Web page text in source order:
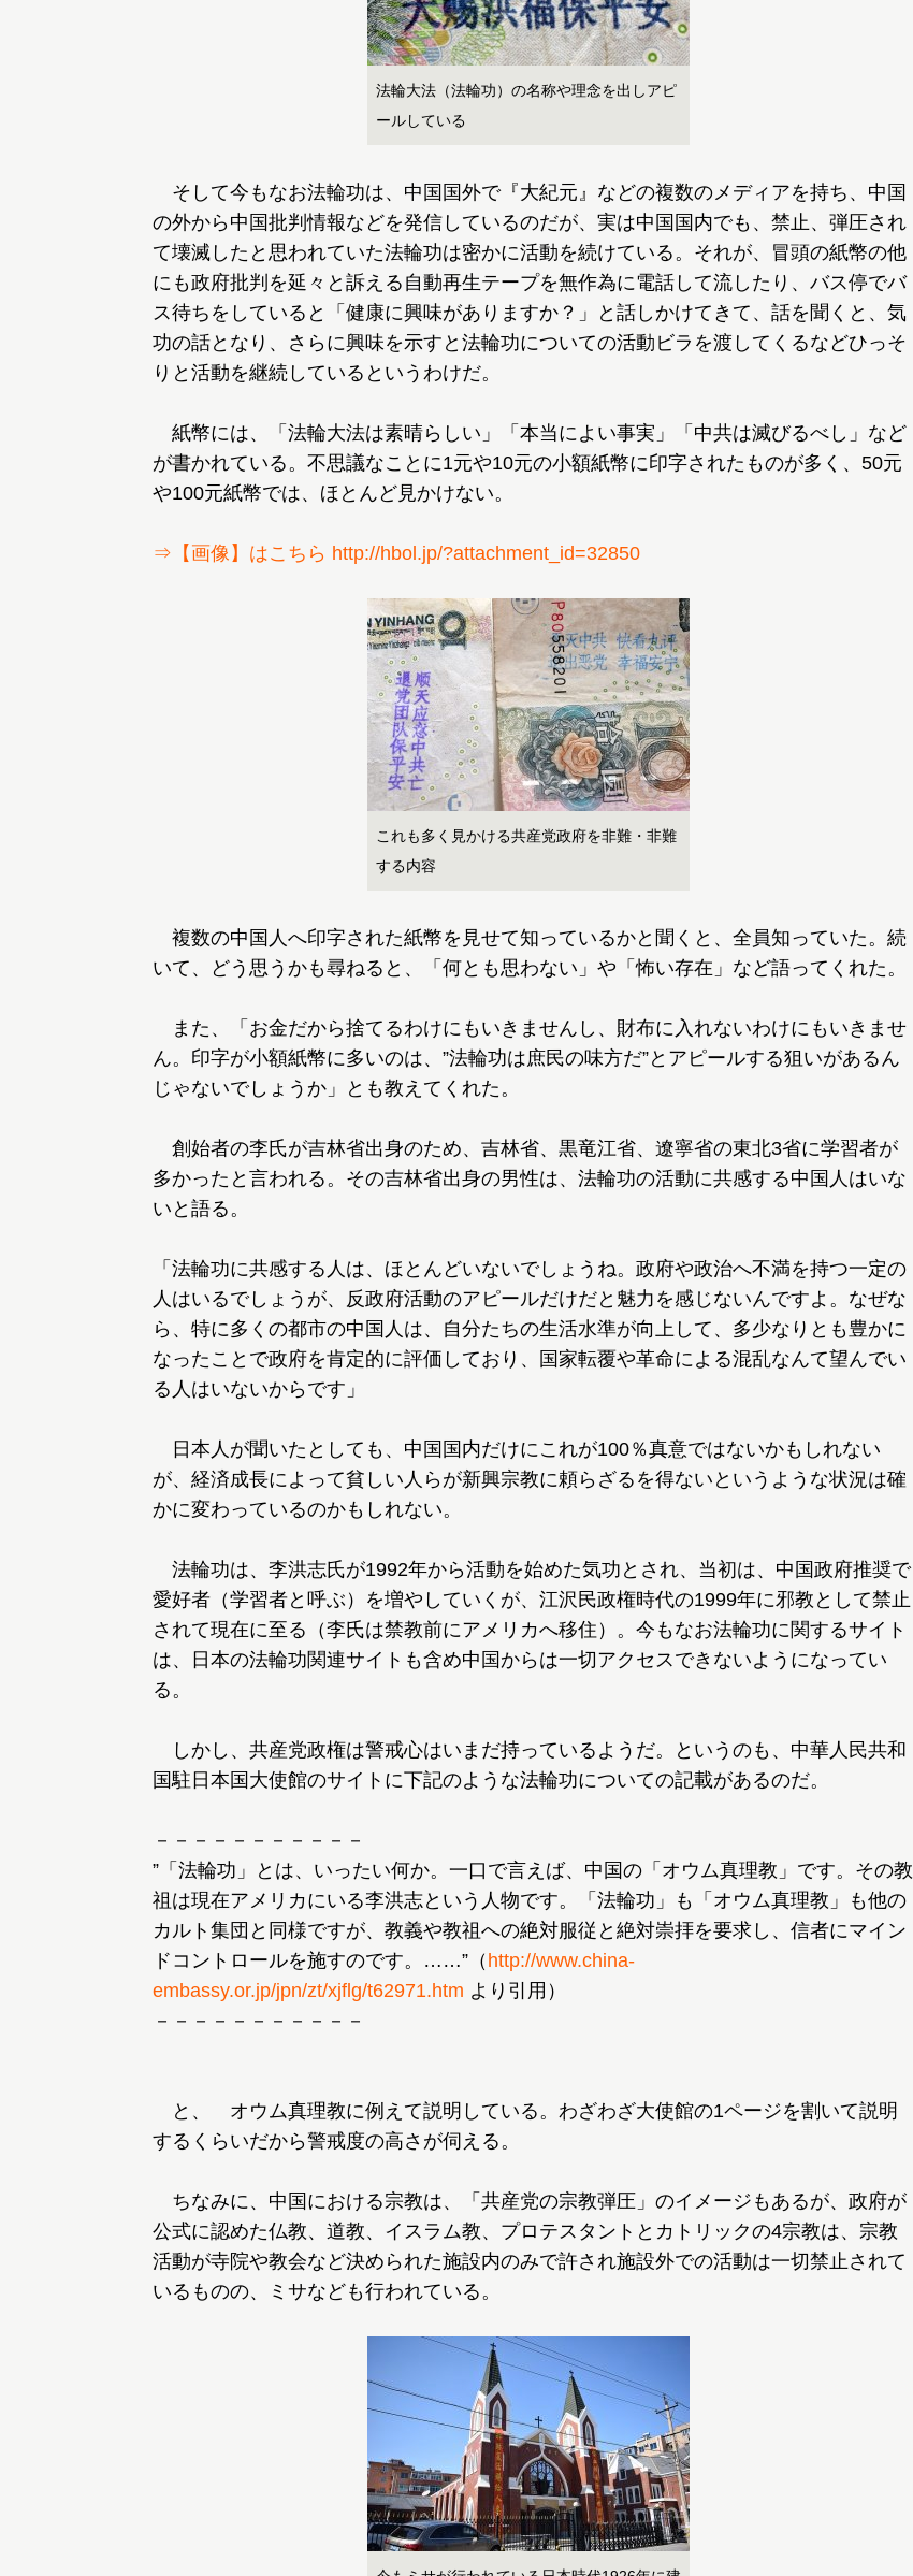
法輪大法（法輪功）の名称や理念を出しアピ
ールしている
そして今もなお法輪功は、中国国外で『大紀元』などの複数のメディアを持ち、中国
の外から中国批判情報などを発信しているのだが、実は中国国内でも、禁止、弾圧され
て壊滅したと思われていた法輪功は密かに活動を続けている。それが、冒頭の紙幣の他
にも政府批判を延々と訴える自動再生テープを無作為に電話して流したり、バス停でバ
ス待ちをしていると「健康に興味がありますか？」と話しかけてきて、話を聞くと、気
功の話となり、さらに興味を示すと法輪功についての活動ビラを渡してくるなどひっそ
りと活動を継続しているというわけだ。
紙幣には、「法輪大法は素晴らしい」「本当によい事実」「中共は滅びるべし」など
が書かれている。不思議なことに1元や10元の小額紙幣に印字されたものが多く、50元
や100元紙幣では、ほとんど見かけない。
⇒【画像】はこちら http://hbol.jp/?attachment_id=32850
これも多く見かける共産党政府を非難・非難
する内容
複数の中国人へ印字された紙幣を見せて知っているかと聞くと、全員知っていた。続
いて、どう思うかも尋ねると、「何とも思わない」や「怖い存在」など語ってくれた。
また、「お金だから捨てるわけにもいきませんし、財布に入れないわけにもいきませ
ん。印字が小額紙幣に多いのは、”法輪功は庶民の味方だ”とアピールする狙いがあるん
じゃないでしょうか」とも教えてくれた。
創始者の李氏が吉林省出身のため、吉林省、黒竜江省、遼寧省の東北3省に学習者が
多かったと言われる。その吉林省出身の男性は、法輪功の活動に共感する中国人はいな
いと語る。
「法輪功に共感する人は、ほとんどいないでしょうね。政府や政治へ不満を持つ一定の
人はいるでしょうが、反政府活動のアピールだけだと魅力を感じないんですよ。なぜな
ら、特に多くの都市の中国人は、自分たちの生活水準が向上して、多少なりとも豊かに
なったことで政府を肯定的に評価しており、国家転覆や革命による混乱なんて望んでい
る人はいないからです」
日本人が聞いたとしても、中国国内だけにこれが100％真意ではないかもしれない
が、経済成長によって貧しい人らが新興宗教に頼らざるを得ないというような状況は確
かに変わっているのかもしれない。
法輪功は、李洪志氏が1992年から活動を始めた気功とされ、当初は、中国政府推奨で
愛好者（学習者と呼ぶ）を増やしていくが、江沢民政権時代の1999年に邪教として禁止
されて現在に至る（李氏は禁教前にアメリカへ移住）。今もなお法輪功に関するサイト
は、日本の法輪功関連サイトも含め中国からは一切アクセスできないようになってい
る。
しかし、共産党政権は警戒心はいまだ持っているようだ。というのも、中華人民共和
国駐日本国大使館のサイトに下記のような法輪功についての記載があるのだ。
－－－－－－－－－－－
”「法輪功」とは、いったい何か。一口で言えば、中国の「オウム真理教」です。その教
祖は現在アメリカにいる李洪志という人物です。「法輪功」も「オウム真理教」も他の
カルト集団と同様ですが、教義や教祖への絶対服従と絶対崇拝を要求し、信者にマイン
ドコントロールを施すのです。……”（ http://www.china-
embassy.or.jp/jpn/zt/xjflg/t62971.htm より引用）
－－－－－－－－－－－
と、 オウム真理教に例えて説明している。わざわざ大使館の1ページを割いて説明
するくらいだから警戒度の高さが伺える。
ちなみに、中国における宗教は、「共産党の宗教弾圧」のイメージもあるが、政府が
公式に認めた仏教、道教、イスラム教、プロテスタントとカトリックの4宗教は、宗教
活動が寺院や教会など決められた施設内のみで許され施設外での活動は一切禁止されて
いるものの、ミサなども行われている。